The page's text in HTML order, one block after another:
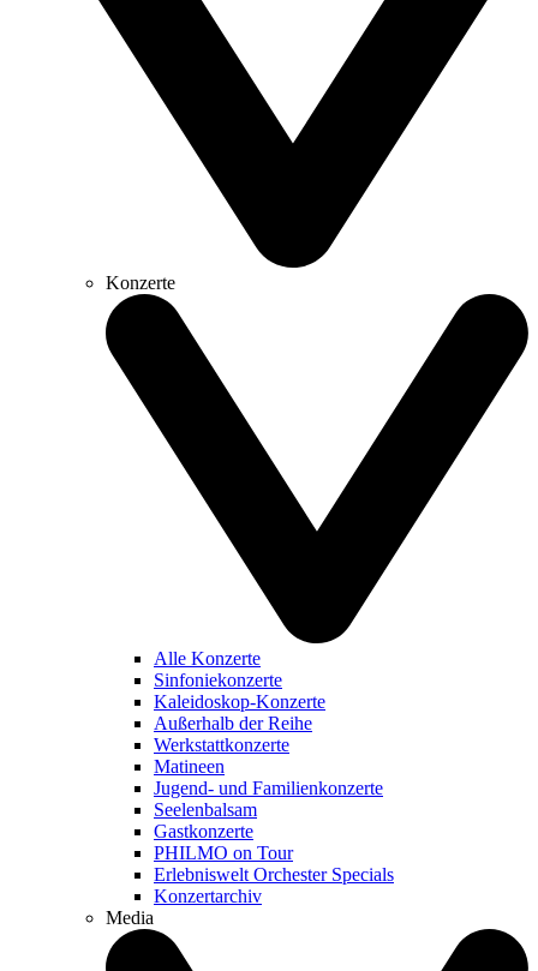
Konzerte
Alle Konzerte
Sinfoniekonzerte
Kaleidoskop-Konzerte
Außerhalb der Reihe
Werkstattkonzerte
Matineen
Jugend- und Familienkonzerte
Seelenbalsam
Gastkonzerte
PHILMO on Tour
Erlebniswelt Orchester Specials
Konzertarchiv
Media